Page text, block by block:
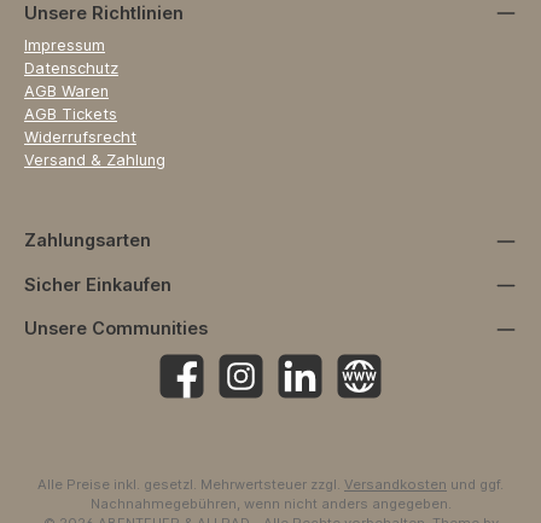
Unsere Richtlinien
Impressum
Datenschutz
AGB Waren
AGB Tickets
Widerrufsrecht
Versand & Zahlung
Zahlungsarten
Sicher Einkaufen
Unsere Communities
Facebook Instagramhttps://www.linkedin.com/
Website
Alle Preise inkl. gesetzl. Mehrwertsteuer zzgl. Versandkosten und ggf.
Nachnahmegebühren, wenn nicht anders angegeben.